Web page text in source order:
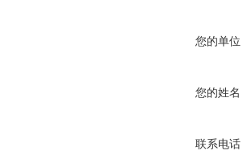
您的单位
您的姓名
联系电话